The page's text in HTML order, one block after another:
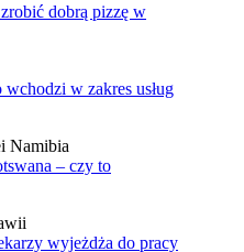
dobrą pizzę w
wchodzi w zakres usług
– czy to
wyjeżdża do pracy